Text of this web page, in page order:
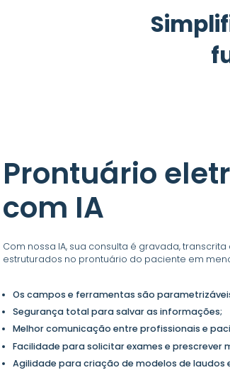
Prontuário
com IA
Com nossa IA, sua consulta é gravada,
estruturados no prontuário do paciente em
Os campos e ferramentas são
Segurança total para salvar as informações;
Melhor comunicação entre profissionais e
Facilidade para solicitar exames e prescrever
Agilidade para criação de modelos de laudos